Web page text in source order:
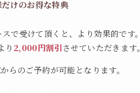
だけのお得な特典
で受けて頂くと、より効果的です。
り 2,000円割引させていただきます。
らのご予約が可能となります。